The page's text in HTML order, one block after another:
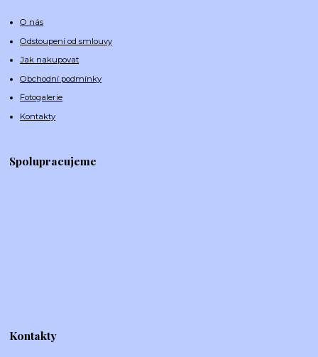
O nás
Odstoupení od smlouvy
Jak nakupovat
Obchodní podmínky
Fotogalerie
Kontakty
Spolupracujeme
Kontakty